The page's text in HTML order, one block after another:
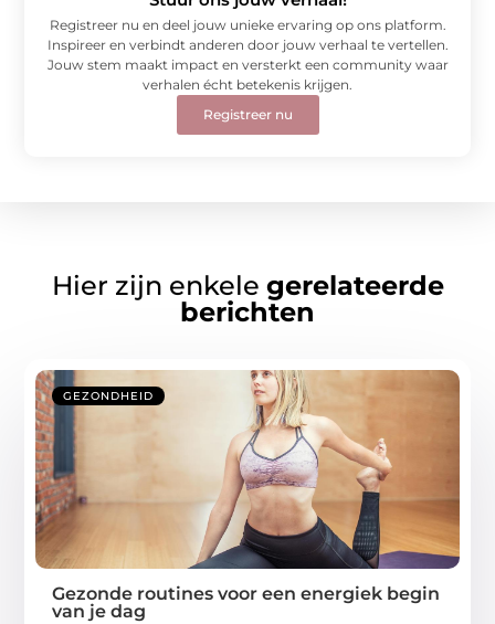
Registreer nu en deel jouw unieke ervaring op ons platform.
Inspireer en verbindt anderen door jouw verhaal te vertellen.
Jouw stem maakt impact en versterkt een community waar
verhalen écht betekenis krijgen.
Registreer nu
Hier zijn enkele gerelateerde
berichten
GEZONDHEID
Gezonde routines voor een energiek begin
van je dag